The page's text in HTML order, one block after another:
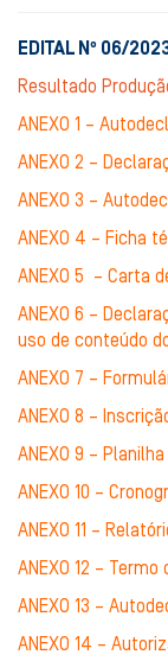
EDITAL Nº 06/
Resultado
ANEXO 1 –
ANEXO 2 –
ANEXO 3 –
ANEXO 4 – Ficha
ANEXO 5 – Carta
ANEXO 6 –
uso de conteúdo
ANEXO 7 –
ANEXO 8 –
ANEXO 9 –
ANEXO 10 –
ANEXO 11 –
ANEXO 12 –
ANEXO 13 –
ANEXO 14 –